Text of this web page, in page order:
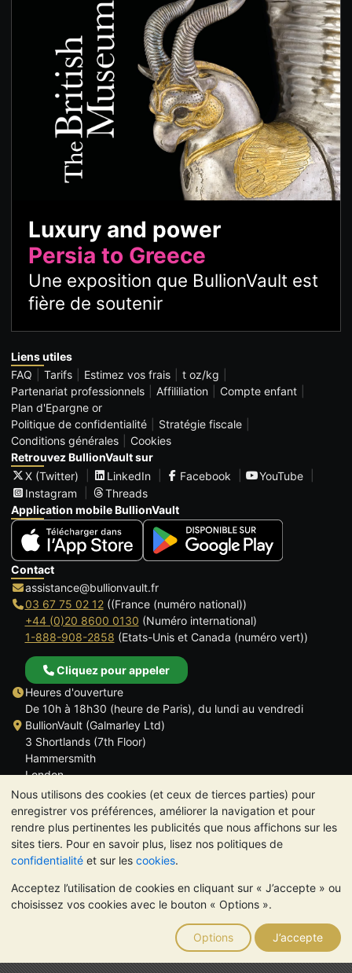
Nous utilisons des cookies (et ceux de tierces parties) pour
enregistrer vos préférences, améliorer la navigation et pour
rendre plus pertinentes les publicités que nous affichons sur les
sites tiers. Pour en savoir plus, lisez nos politiques de
confidentialité et sur les cookies.
Acceptez l’utilisation de cookies en cliquant sur « J’accepte » ou
choisissez vos cookies avec le bouton « Options ».
Options J’accepte
Luxury and power
Persia to Greece
Une exposition que BullionVault est
fière de soutenir
Liens utiles
FAQ
Tarifs Estimez vos frais
t oz/kg
Partenariat professionnels
Affililiation
Compte enfant
Plan d'Epargne or
Politique de confidentialité
Stratégie fiscale
Conditions générales
Cookies
Retrouvez BullionVault sur
X (Twitter)
LinkedIn Facebook
YouTube
Instagram
Threads
Application mobile BullionVault
Contact
assistance@bullionvault.fr
03 67 75 02 12((France (numéro national))
+44 (0)20 8600 0130 (Numéro international)
1-888-908-2858 (Etats-Unis et Canada (numéro vert))
Cliquez pour appeler
Heures d'ouverture
De 10h à 18h30 (heure de Paris), du lundi au vendredi
BullionVault (Galmarley Ltd)
3 Shortlands (7th Floor)
Hammersmith
London
W6 8DA
ROYAUME UNI
TrustScore 4.6 | 534 avis
VEUILLEZ NOTER: La valeur des métaux précieux peut aussi
bien baisser qu'augmenter. Les tendances historiques ne
garantissent pas l'évolution future des cours. Rien sur les sites
Internet de BullionVault ou dans ses communications ne